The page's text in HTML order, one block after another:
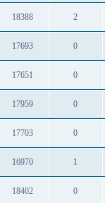
ردود
مشاهدات
2
ردود
18388
مشاهدات
0
ردود
17693
مشاهدات
0
ردود
17651
مشاهدات
0
ردود
17959
مشاهدات
0
ردود
17703
مشاهدات
1
ردود
16970
مشاهدات
0
18402